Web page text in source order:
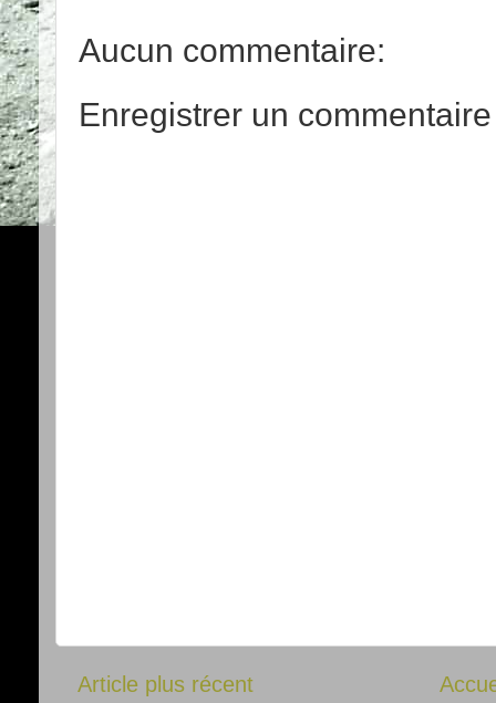
Aucun commentaire:
Enregistrer un commentaire
Article plus récent